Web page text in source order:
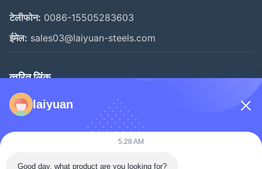
टेलीफोन: 0086-15505283603
ईमेल: sales03@laiyuan-steels.com
त्वरित लिंक
घर
हमारे बारे में
laiyuan
5:28 AM
Good day, what product are you looking for?